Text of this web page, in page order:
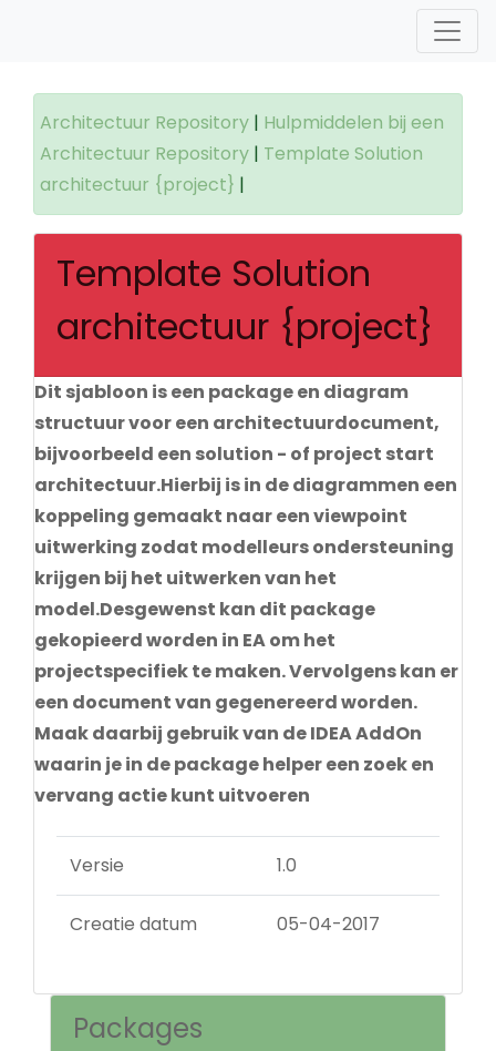
Architectuur Repository | Hulpmiddelen bij een
Architectuur Repository | Template Solution
architectuur {project} |
Template Solution
architectuur {project}
Dit sjabloon is een package en diagram
structuur voor een architectuurdocument,
bijvoorbeeld een solution - of project start
architectuur.Hierbij is in de diagrammen een
koppeling gemaakt naar een viewpoint
uitwerking zodat modelleurs ondersteuning
krijgen bij het uitwerken van het
model.Desgewenst kan dit package
gekopieerd worden in EA om het
projectspecifiek te maken. Vervolgens kan er
een document van gegenereerd worden.
Maak daarbij gebruik van de IDEA AddOn
waarin je in de package helper een zoek en
vervang actie kunt uitvoeren
Versie 1.0
Creatie datum 05-04-2017
Packages